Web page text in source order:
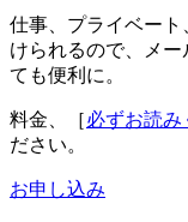
仕事、プライベー
けられるので、メ
ても便利に。
料金、［必ずお読み
ださい。
お申し込み